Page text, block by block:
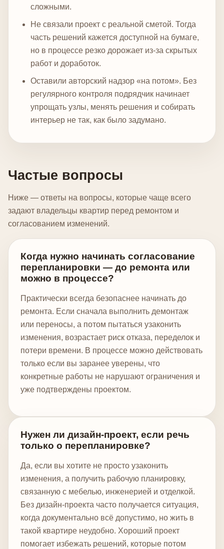
сложными.
Не связали проект с реальной сметой. Тогда
часть решений кажется доступной на бумаге,
но в процессе резко дорожает из-за скрытых
работ и доработок.
Оставили авторский надзор «на потом». Без
регулярного контроля подрядчик начинает
упрощать узлы, менять решения и собирать
интерьер не так, как было задумано.
Частые вопросы
Ниже — ответы на вопросы, которые чаще всего
задают владельцы квартир перед ремонтом и
согласованием изменений.
Когда нужно начинать согласование
перепланировки — до ремонта или
можно в процессе?
Практически всегда безопаснее начинать до
ремонта. Если сначала выполнить демонтаж
или переносы, а потом пытаться узаконить
изменения, возрастает риск отказа, переделок и
потери времени. В процессе можно действовать
только если вы заранее уверены, что
конкретные работы не нарушают ограничения и
уже подтверждены проектом.
Нужен ли дизайн-проект, если речь
только о перепланировке?
Да, если вы хотите не просто узаконить
изменения, а получить рабочую планировку,
связанную с мебелью, инженерией и отделкой.
Без дизайн-проекта часто получается ситуация,
когда документально всё допустимо, но жить в
такой квартире неудобно. Хороший проект
помогает избежать решений, которые потом